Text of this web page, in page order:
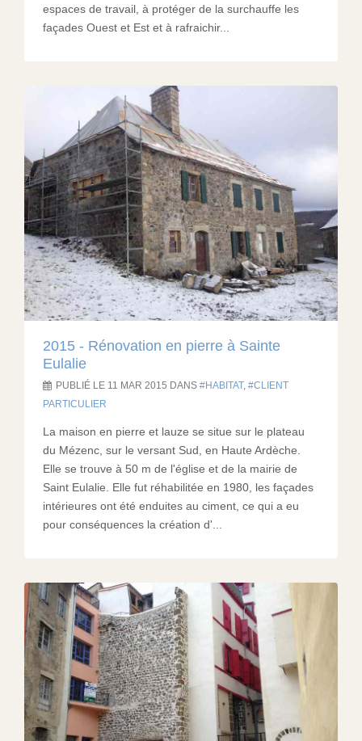
espaces de travail, à protéger de la surchauffe les
façades Ouest et Est et à rafraichir...
2015 - Rénovation en pierre à Sainte
Eulalie
PUBLIÉ LE 11 MAR 2015 DANS HABITAT,
CLIENT
PARTICULIER
La maison en pierre et lauze se situe sur le plateau
du Mézenc, sur le versant Sud, en Haute Ardèche.
Elle se trouve à 50 m de l'église et de la mairie de
Saint Eulalie. Elle fut réhabilitée en 1980, les façades
intérieures ont été enduites au ciment, ce qui a eu
pour conséquences la création d'...